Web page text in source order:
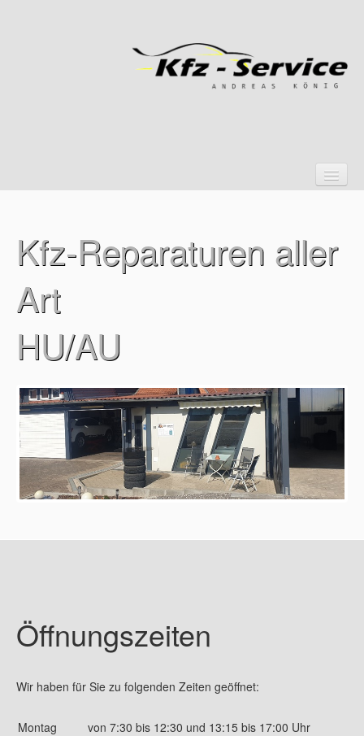
Startseite
Über uns
Öffnungszeiten
Ihr Weg zu uns
Reifen und Felgen
Datenschutz
Impressum
Kfz-Reparaturen aller
Art
HU/AU
Öffnungszeiten
Wir haben für Sie zu folgenden Zeiten geöffnet:
Montag
von 7:30 bis 12:30 und 13:15 bis 17:00 Uhr